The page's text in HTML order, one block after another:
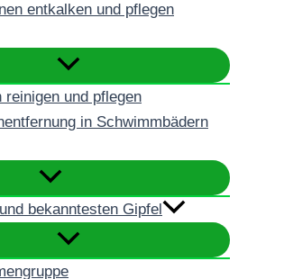
entkalken und pflegen
reinigen und pflegen
in Schwimmbädern
bekanntesten Gipfel